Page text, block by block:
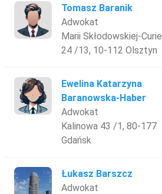
Tomasz Baranik
Adwokat
Marii Skłodowskiej-Curie
24 /13, 10-112 Olsztyn
Ewelina Katarzyna
Baranowska-Haber
Adwokat
Kalinowa 43 /1, 80-177
Gdańsk
Łukasz Barszcz
Adwokat